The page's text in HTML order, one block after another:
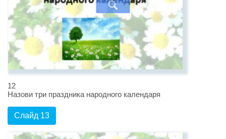
12
Назови три праздника народного календаря
Слайд 13